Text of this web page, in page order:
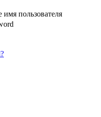
пользователя